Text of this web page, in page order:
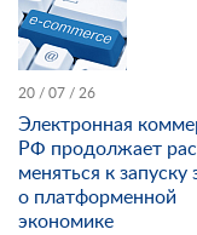
20 / 07 / 26
Электронная
РФ продолжает
меняться к запуску
о платформенной
экономике